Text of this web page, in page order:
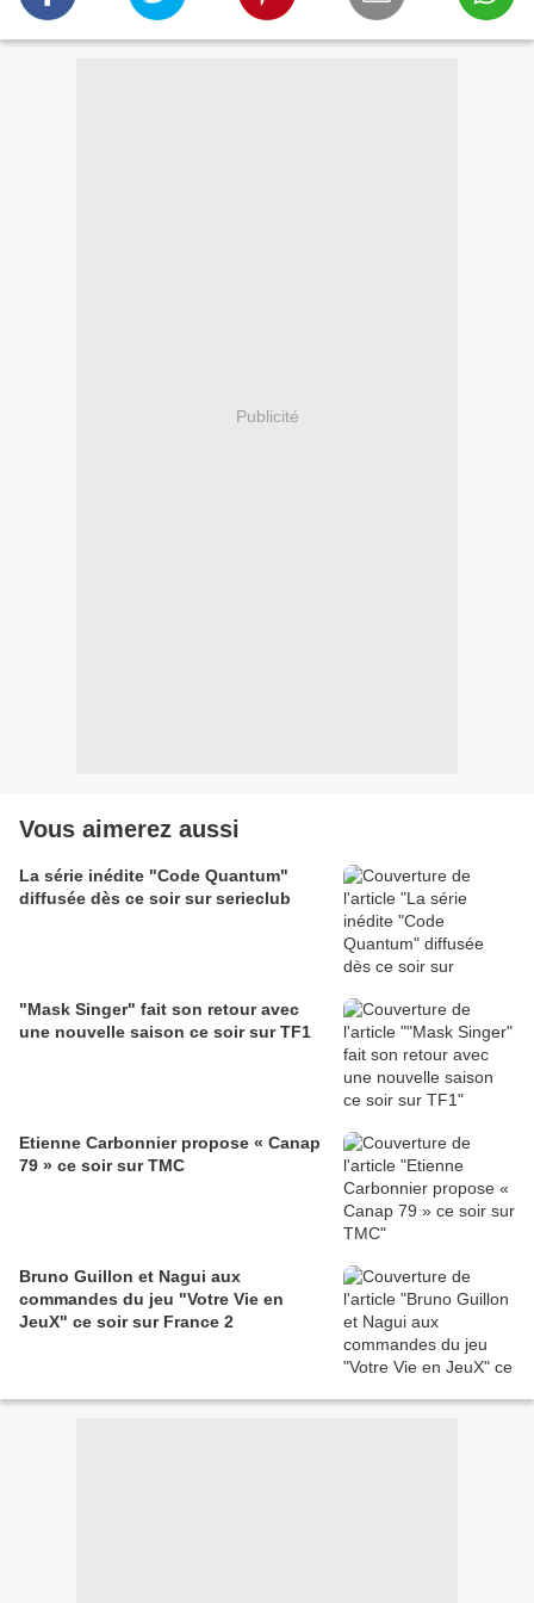
Publicité
Vous aimerez aussi
La série inédite "Code Quantum"
diffusée dès ce soir sur serieclub
"Mask Singer" fait son retour avec
une nouvelle saison ce soir sur TF1
Etienne Carbonnier propose « Canap
79 » ce soir sur TMC
Bruno Guillon et Nagui aux
commandes du jeu "Votre Vie en
JeuX" ce soir sur France 2